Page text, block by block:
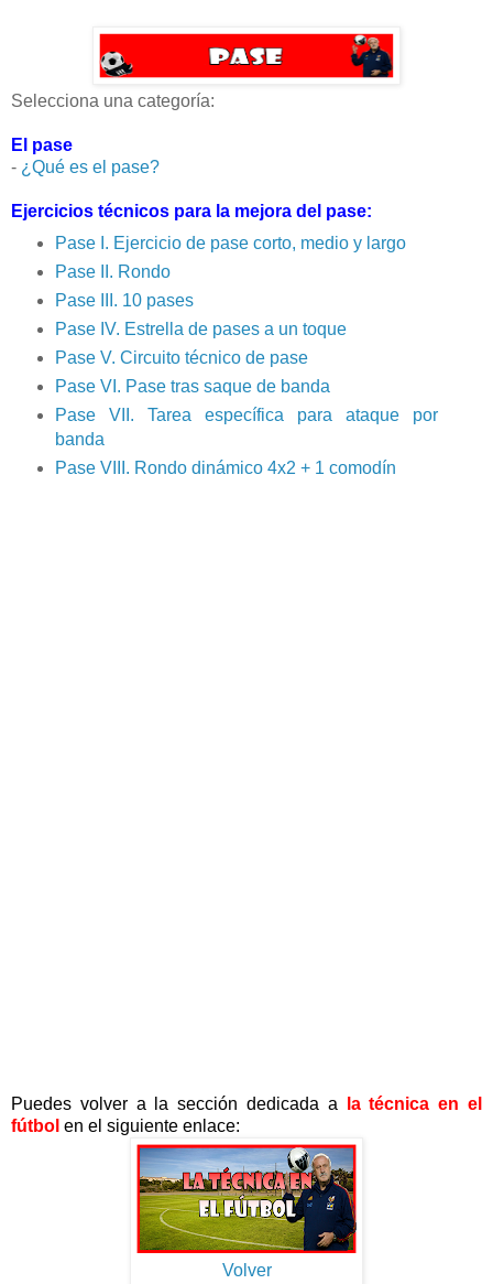
Selecciona una categoría:
El pase
- ¿Qué es el pase?
Ejercicios técnicos para la mejora del pase:
Pase I. Ejercicio de pase corto, medio y largo
Pase II. Rondo
Pase III. 10 pases
Pase IV. Estrella de pases a un toque
Pase V. Circuito técnico de pase
Pase VI. Pase tras saque de banda
Pase VII. Tarea específica para ataque por
banda
Pase VIII. Rondo dinámico 4x2 + 1 comodín
Puedes volver a la sección dedicada a
la técnica en el
fútbol en el siguiente enlace:
Volver